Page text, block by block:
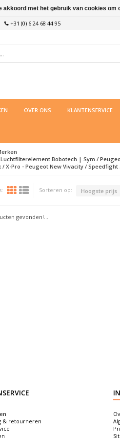
+31 (0) 6 24 68 44 95
OVER ONS KLANTENSERVICE
Bobotech | Sym /
/ X-Pro - Peugeot New Vivacity /
Sorteren op: Hoogste prijs
gevonden!...
& retourneren
akkoord met het gebruik van cookies om